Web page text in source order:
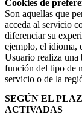
Cookies de
Son aquellas que
acceda al servicio
diferenciar su
ejemplo, el idioma,
Usuario realiza una
función del tipo de
servicio o de la
SEGÚN EL
ACTIVADAS